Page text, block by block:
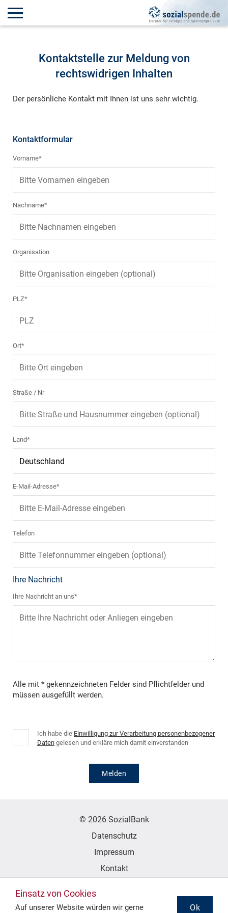
Kontaktstelle zur Meldung von
rechtswidrigen Inhalten
Der persönliche Kontakt mit Ihnen ist uns sehr wichtig.
Kontaktformular
Vorname*
Nachname*
Organisation
PLZ*
Ort*
Straße / Nr
Land*
E-Mail-Adresse*
Telefon
Ihre Nachricht
Ihre Nachricht an uns*
Alle mit * gekennzeichneten Felder sind Pflichtfelder und
müssen ausgefüllt werden.
Ich habe die Einwilligung zur Verarbeitung personenbezogener
Daten gelesen und erkläre mich damit einverstanden
Melden
© 2026 SozialBank
Datenschutz
Impressum
Kontakt
Einsatz von Cookies
Auf unserer Website würden wir gerne Ok